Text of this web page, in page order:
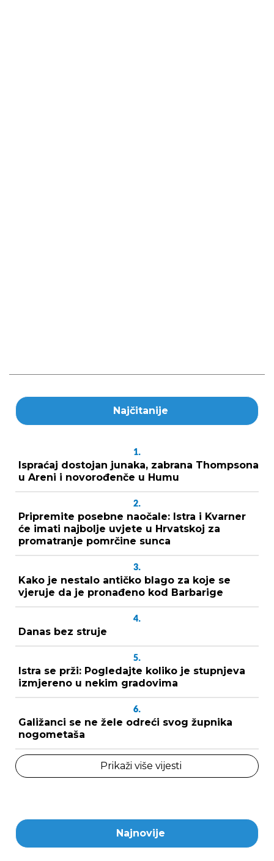
Najčitanije
1.
Ispraćaj dostojan junaka, zabrana Thompsona
u Areni i novorođenče u Humu
2.
Pripremite posebne naočale: Istra i Kvarner
će imati najbolje uvjete u Hrvatskoj za
promatranje pomrčine sunca
3.
Kako je nestalo antičko blago za koje se
vjeruje da je pronađeno kod Barbarige
4.
Danas bez struje
5.
Istra se prži: Pogledajte koliko je stupnjeva
izmjereno u nekim gradovima
6.
Galižanci se ne žele odreći svog župnika
nogometaša
Prikaži više vijesti
Najnovije